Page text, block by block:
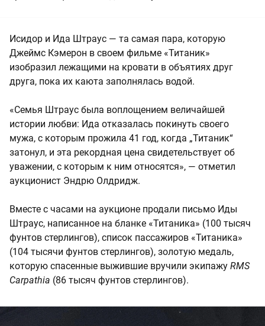
Исидор и Ида Штраус — та самая пара, которую
Джеймс Кэмерон в своем фильме «Титаник»
изобразил лежащими на кровати в объятиях друг
друга, пока их каюта заполнялась водой.
«Семья Штраус была воплощением величайшей
истории любви: Ида отказалась покинуть своего
мужа, с которым прожила 41 год, когда „Титаник“
затонул, и эта рекордная цена свидетельствует об
уважении, с которым к ним относятся», — отметил
аукционист Эндрю Олдридж.
Вместе с часами на аукционе продали письмо Иды
Штраус, написанное на бланке «Титаника» (100 тысяч
фунтов стерлингов), список пассажиров «Титаника»
(104 тысячи фунтов стерлингов), золотую медаль,
которую спасенные выжившие вручили экипажу RMS
Carpathia (86 тысяч фунтов стерлингов).